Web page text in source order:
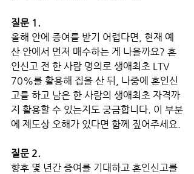
질문 1.
올해 안에 증여를 받기 어렵다면, 현재 예
산 안에서 먼저 매수하는 게 나을까요? 혼
인신고 전 한 사람 명의로 생애최초 LTV
70%를 활용해 집을 산 뒤, 나중에 혼인신
고를 하고 남은 한 사람의 생애최초 자격까
지 활용할 수 있는지도 궁금합니다. 이 부분
에 제도상 오해가 있다면 함께 짚어주세요.
질문 2.
향후 몇 년간 증여를 기대하고 혼인신고를